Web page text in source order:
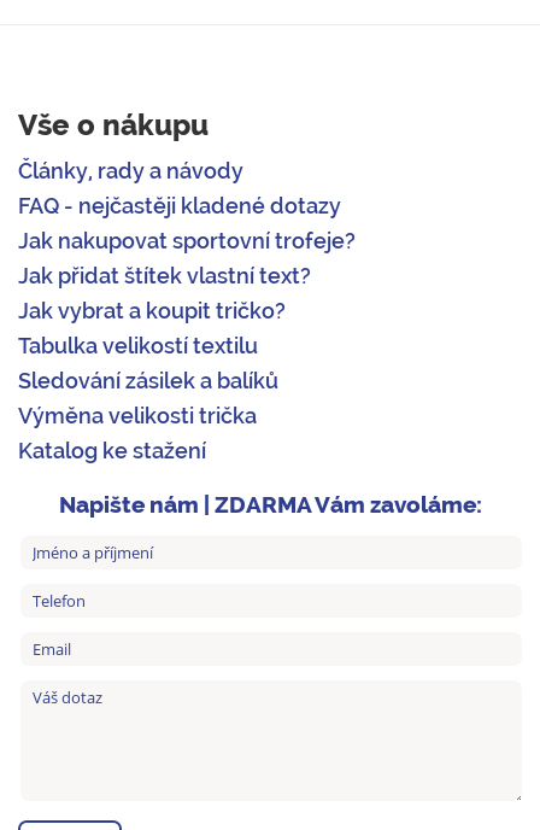
Vše o nákupu
Články, rady a návody
FAQ - nejčastěji kladené dotazy
Jak nakupovat sportovní trofeje?
Jak přidat štítek vlastní text?
Jak vybrat a koupit tričko?
Tabulka velikostí textilu
Sledování zásilek a balíků
Výměna velikosti trička
Katalog ke stažení
Napište nám | ZDARMA Vám zavoláme: